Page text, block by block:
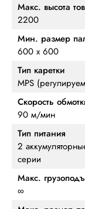
Макс. высота
2200
Мин. размер
600 х 600
Тип каретки
MPS
Скорость
90 м/мин
Тип питания
2
серии
Макс.
∞